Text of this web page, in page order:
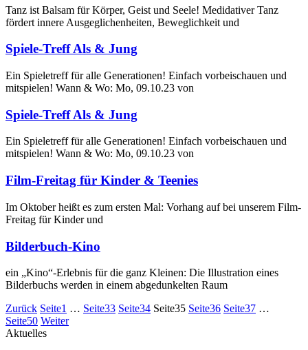
Tanz ist Balsam für Körper, Geist und Seele! Medidativer Tanz
fördert innere Ausgeglichenheiten, Beweglichkeit und
Spiele-Treff Als & Jung
Ein Spieletreff für alle Generationen! Einfach vorbeischauen und
mitspielen! Wann & Wo: Mo, 09.10.23 von
Spiele-Treff Als & Jung
Ein Spieletreff für alle Generationen! Einfach vorbeischauen und
mitspielen! Wann & Wo: Mo, 09.10.23 von
Film-Freitag für Kinder & Teenies
Im Oktober heißt es zum ersten Mal: Vorhang auf bei unserem Film-
Freitag für Kinder und
Bilderbuch-Kino
ein „Kino“-Erlebnis für die ganz Kleinen: Die Illustration eines
Bilderbuchs werden in einem abgedunkelten Raum
Zurück Seite1 … Seite33 Seite34 Seite35 Seite36 Seite37 …
Seite50 Weiter
Aktuelles